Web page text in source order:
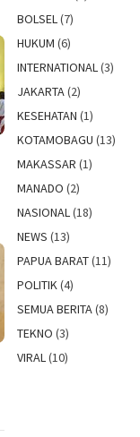
BOLSEL(7)
HUKUM (6)
INTERNATIONAL(3)
JAKARTA(2)
KESEHATAN (1)
KOTAMOBAGU (13)
MAKASSAR (1)
MANADO (2)
NASIONAL(18)
NEWS (13)
PAPUA BARAT(11)
POLITIK(4)
SEMUA BERITA(8)
TEKNO (3)
VIRAL(10)